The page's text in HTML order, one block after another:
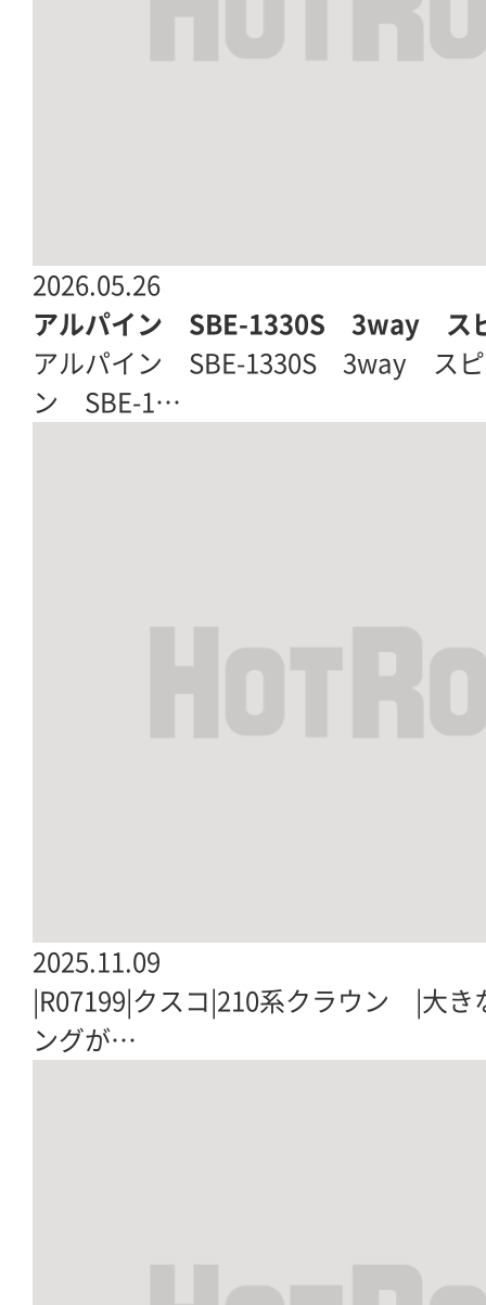
2026.05.26
アルパイン SBE-1330S 3way ス
アルパイン SBE-1330S 3way スピ
ン SBE-1…
2025.11.09
|R07199|クスコ|210系クラウン |大
ングが…